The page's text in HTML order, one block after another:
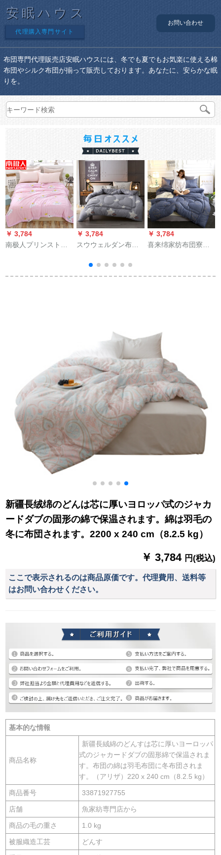
安眠ハウス
代理購入専門サイト
お問い合わせ
布団専門代理販売店安眠ハウスには、冬でも夏でもお気楽に使える棉
布団やシルク布団が揃って販売しております。あなたに、安らかな眠
りを。
￥ 3,784
南极人プリンスト温
ングルス夏被ダブル
￥ 3,784
スウウェルダン布団
団冬绵被花色加厚学
生布団保温年齢星尚
￥ 3,784
喜来绵家纺布団寮シ
挂けけけ布团心梦の
新疆長绒绵のどんは芯に厚いヨロッパ式のジャカ
ードダブの固形の綿で保温されます。綿は羽毛の
冬に布団されます。2200 x 240 cm（8.2.5 kg）
￥ 3,784 円(税込)
ここで表示されるのは商品原価です。代理費用、送料等
はお問い合わせください。
基本的な情報
商品名称
新疆長絨綿のどんすは芯に厚いヨーロッパ
式のジャカードダブの固形綿で保温されま
す。布団の綿は羽毛布団に冬布団されま
す。（アリザ）220 x 240 cm（8.2.5 kg）
商品番号 33871927755
店舗 魚家紡専門店から
商品の毛の重さ 1.0 kg
被服織造工芸 どんす